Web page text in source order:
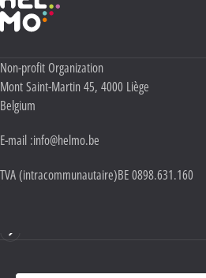
Adresse :
Non-profit Organization
Mont Saint-Martin 45, 4000 Liège
Belgium
E-mail :info@helmo.be
TVA (intracommunautaire)BE 0898.631.160